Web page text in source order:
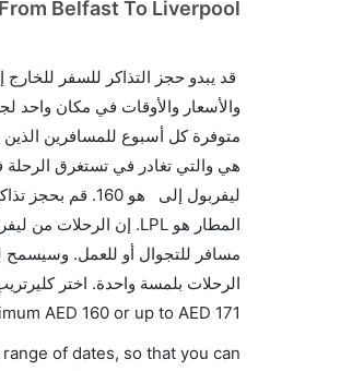
Belfast To Liverpool
قد يبدو حجز التذاكر للسفر
متوفرة كل أسبوع للمسافرين الذين
هي والتي تغادر في تستغرق
الرحلات بلمسة واحدة. اختر
AED 160 or up to AED 171
of dates, so that you can